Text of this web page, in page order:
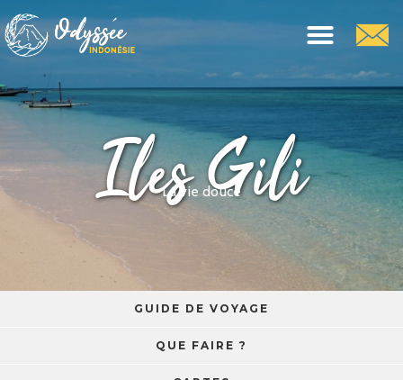
Iles Gili
La vie douce
GUIDE DE VOYAGE
QUE FAIRE ?